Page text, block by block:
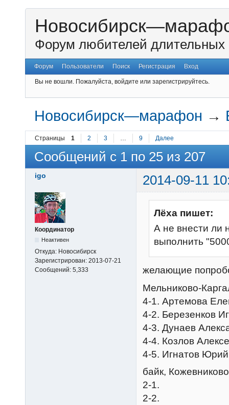
Форум любителей длительных
Форум Пользователи Поиск Регистрация Вход
Вы не вошли. Пожалуйста, войдите или зарегистрируйтесь.
Новосибирск—марафон →
Страницы 1 2 3 9 Далее
Сообщений с 1 по 25 из 207
igo 2014-09-11
Координатор
Неактивен
Откуда: Новосибирск
Зарегистрирован: 2013-07-21
Сообщений: 5,333
Лёха пишет:
А не внести ли
выполнить
желающие
Мельниково-
4-1. Артемова
4-2. Березенков
4-3. Дунаев
4-4. Козлов
4-5. Игнатов Юрий
байк,
2-1.
2-2.